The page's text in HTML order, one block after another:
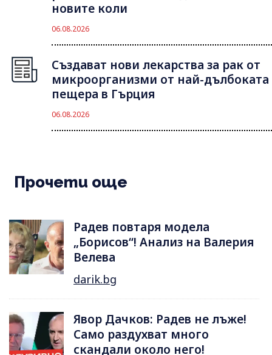
новите коли
06.08.2026
Създават нови лекарства за рак от
микроорганизми от най-дълбоката
пещера в Гърция
06.08.2026
Прочети още
Радев повтаря модела
„Борисов“! Анализ на Валерия
Велева
darik.bg
Явор Дачков: Радев не лъже!
Само раздухват много
скандали около него!